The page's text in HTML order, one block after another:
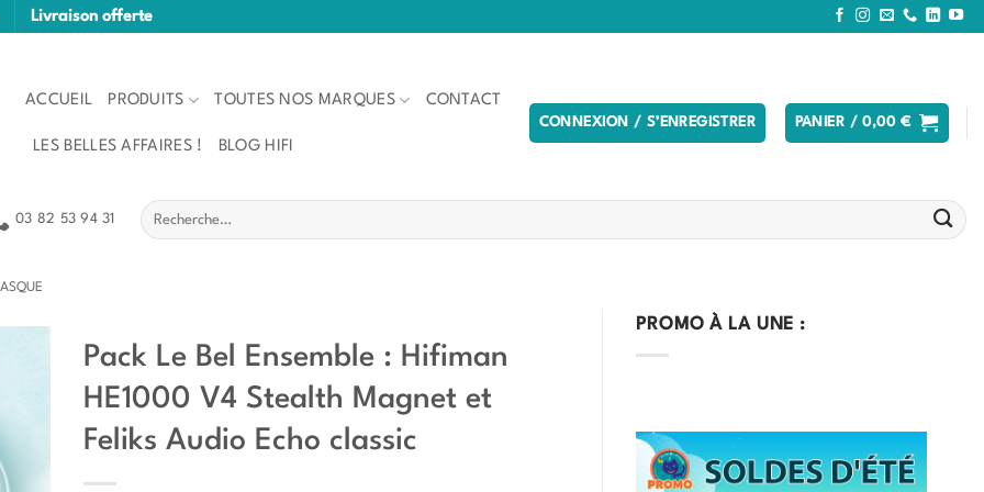
Livraison offerte
ACCUEIL PRODUITS TOUTES NOS MARQUES CONTACT
LES BELLES AFFAIRES ! BLOG HIFI
CONNEXION / S’ENREGISTRER PANIER /0,00 €
03 82 53 94 31
Recherche
pour :
PROMO À LA UNE :
Pack Le Bel Ensemble : Hifiman
HE1000 V4 Stealth Magnet et
Feliks Audio Echo classic